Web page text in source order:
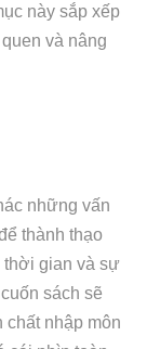
này sắp xếp
và nâng
những vấn
thành thạo
thời gian và sự
sách sẽ
chất nhập môn